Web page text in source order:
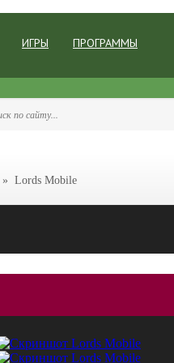
ИГРЫ ПРОГРАММЫ
» Lords Mobile